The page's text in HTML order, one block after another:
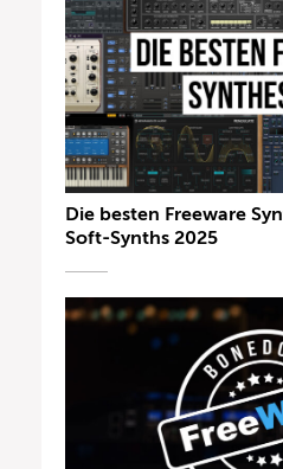
Die besten Freeware
Soft-Synths 2025